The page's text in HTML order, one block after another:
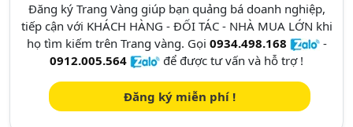
Đăng ký Trang Vàng giúp bạn quảng bá doanh nghiệp,
tiếp cận với KHÁCH HÀNG - ĐỐI TÁC - NHÀ MUA LỚN khi
họ tìm kiếm trên Trang vàng. Gọi 0934.498.168
-
0912.005.564
để được tư vấn và hỗ trợ !
Đăng ký miễn phí !